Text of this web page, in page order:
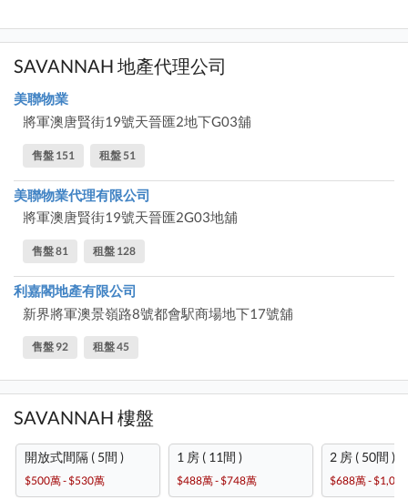
SAVANNAH 地產代理公司
美聯物業
將軍澳唐賢街19號天晉匯2地下G03舖
售盤 151 租盤 51
美聯物業代理有限公司
將軍澳唐賢街19號天晉匯2G03地舖
售盤 81 租盤 128
利嘉閣地產有限公司
新界將軍澳景嶺路8號都會駅商場地下17號舖
售盤 92 租盤 45
SAVANNAH 樓盤
開放式間隔 ( 5間 )
$500萬 - $530萬
1 房 ( 11間 )
$488萬 - $748萬
2 房 ( 50間 )
$688萬 -